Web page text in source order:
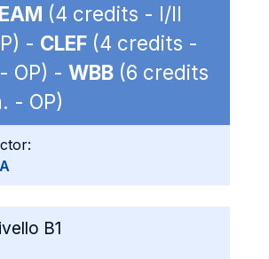
(4 credits - I/II
- CLEF (4 credits -
OP) - WBB (6 credits
- OP)
B1